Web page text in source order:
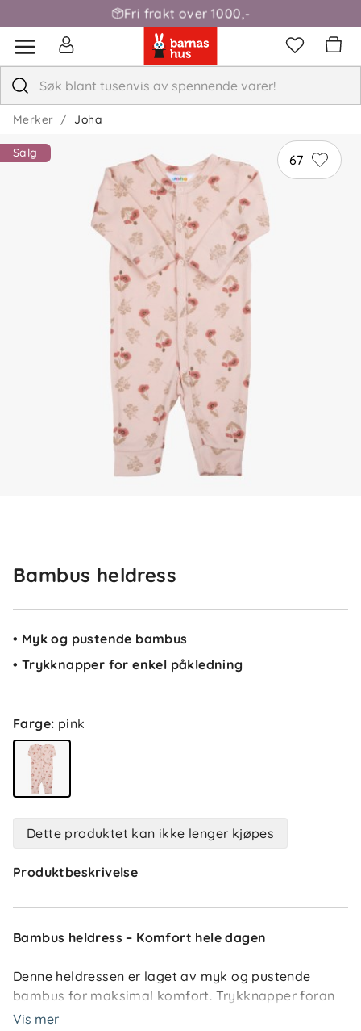
Fri frakt over 1000,-
Merker Joha
67
Salg
Bambus heldress
• Myk og pustende bambus
• Trykknapper for enkel påkledning
Farge: pink
Dette produktet kan ikke lenger kjøpes
Produktbeskrivelse
Bambus heldress – Komfort hele dagen
Denne heldressen er laget av myk og pustende
bambus for maksimal komfort. Trykknapper foran
og ned gjennom det ene benet gjør påkledning
Vis mer